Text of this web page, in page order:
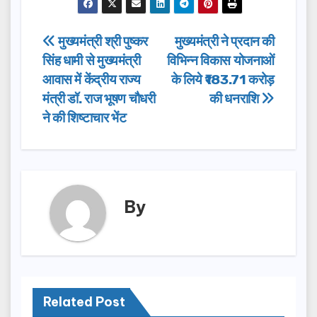
c
e
b
o
o
k
st
o
d
o
n
ail ar
Post
navigation
मुख्यमंत्री ने प्रदान की
विभिन्न विकास योजनाओं
के लिये ₹183.71 करोड़
की धनराशि
मुख्यमंत्री श्री पुष्कर
सिंह धामी से मुख्यमंत्री
आवास में केंद्रीय राज्य
मंत्री डॉ. राज भूषण चौधरी
ने की शिष्टाचार भेंट
By
Related Post